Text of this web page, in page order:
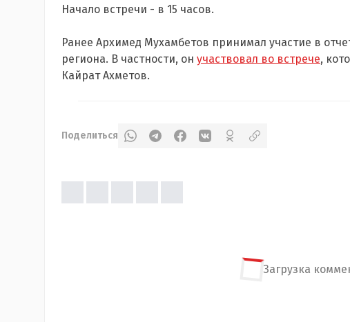
Начало встречи - в 15 часов.
Ранее Архимед Мухамбетов принимал участие в
региона. В частности, он участвовал во встрече,
Кайрат Ахметов.
Поделиться
Загрузка